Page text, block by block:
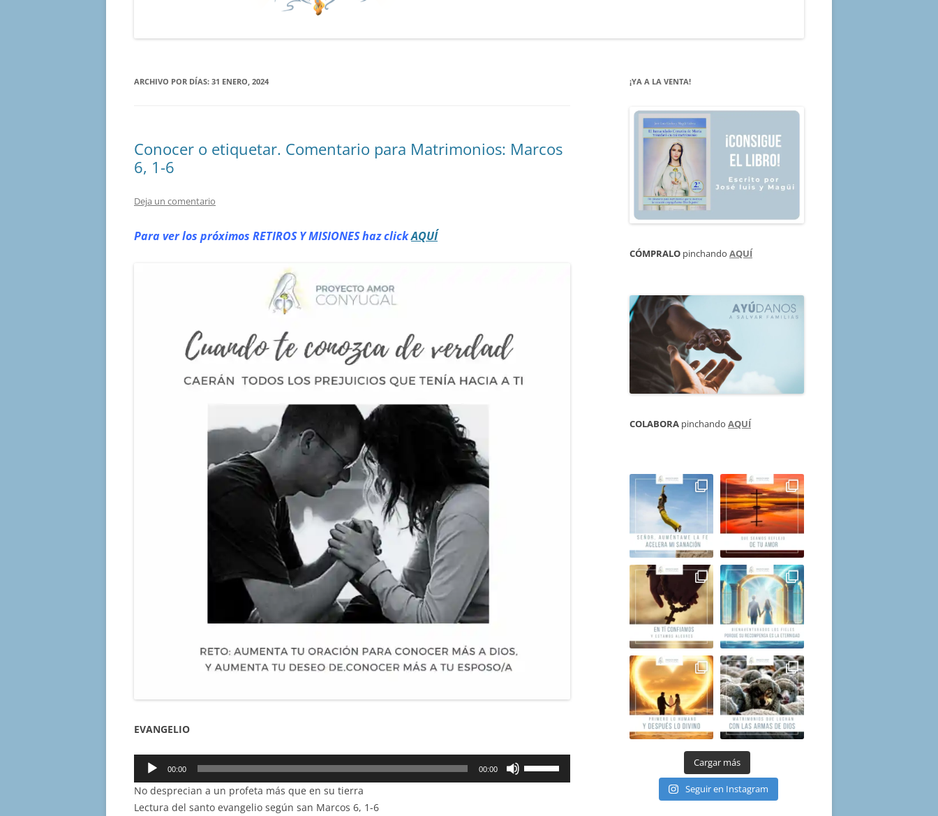
ARCHIVO POR DÍAS: 31 ENERO, 2024
Conocer o etiquetar. Comentario para Matrimonios: Marcos
6, 1-6
Deja un comentario
Para ver los próximos RETIROSY MISIONES haz clickAQUÍ
EVANGELIO
Reproductor
audio
00:00 00:00
No desprecian a un profeta más que en su tierra
Lectura del santo evangelio según san Marcos 6, 1-6
¡YA A LA VENTA!
CÓMPRALO pinchando AQUÍ
COLABORA pinchando AQUÍ
Cargar más
Seguir en Instagram